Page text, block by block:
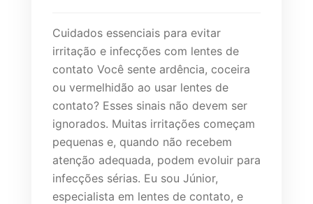
Cuidados essenciais para evitar
irritação e infecções com lentes de
contato Você sente ardência, coceira
ou vermelhidão ao usar lentes de
contato? Esses sinais não devem ser
ignorados. Muitas irritações começam
pequenas e, quando não recebem
atenção adequada, podem evoluir para
infecções sérias. Eu sou Júnior,
especialista em lentes de contato, e